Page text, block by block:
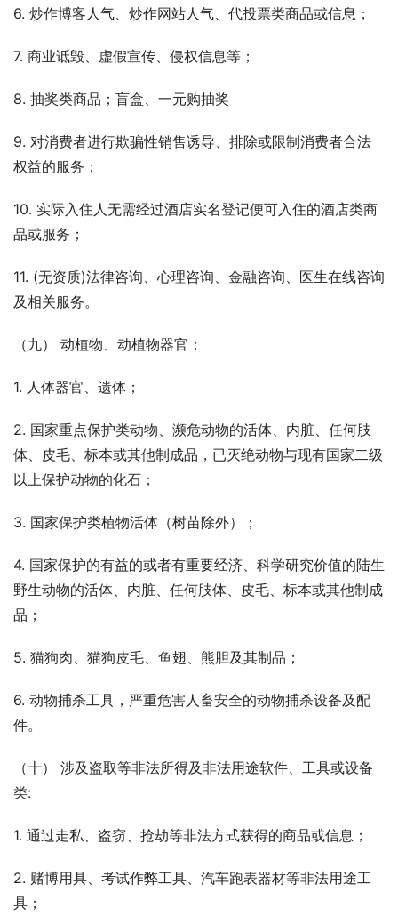
6. 炒作博客人气、炒作网站人气、代投票类商品或信息；
7. 商业诋毁、虚假宣传、侵权信息等；
8. 抽奖类商品；盲盒、一元购抽奖
9. 对消费者进行欺骗性销售诱导、排除或限制消费者合法
权益的服务；
10. 实际入住人无需经过酒店实名登记便可入住的酒店类商
品或服务；
11. (无资质)法律咨询、心理咨询、金融咨询、医生在线咨询
及相关服务。
（九） 动植物、动植物器官；
1. 人体器官、遗体；
2. 国家重点保护类动物、濒危动物的活体、内脏、任何肢
体、皮毛、标本或其他制成品，已灭绝动物与现有国家二级
以上保护动物的化石；
3. 国家保护类植物活体（树苗除外）；
4. 国家保护的有益的或者有重要经济、科学研究价值的陆生
野生动物的活体、内脏、任何肢体、皮毛、标本或其他制成
品；
5. 猫狗肉、猫狗皮毛、鱼翅、熊胆及其制品；
6. 动物捕杀工具，严重危害人畜安全的动物捕杀设备及配
件。
（十） 涉及盗取等非法所得及非法用途软件、工具或设备
类:
1. 通过走私、盗窃、抢劫等非法方式获得的商品或信息；
2. 赌博用具、考试作弊工具、汽车跑表器材等非法用途工
具；